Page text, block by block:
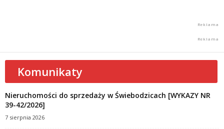
Komunikaty
Nieruchomości do sprzedaży w Świebodzicach [WYKAZY NR
39-42/2026]
7 sierpnia 2026